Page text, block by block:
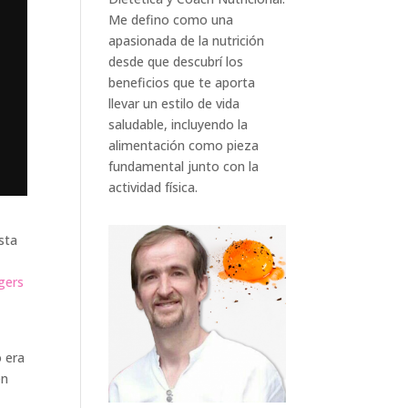
era
Me defino como una
apasionada de la nutrición
desde que descubrí los
beneficios que te aporta
llevar un estilo de vida
saludable, incluyendo la
alimentación como pieza
fundamental junto con la
actividad física.